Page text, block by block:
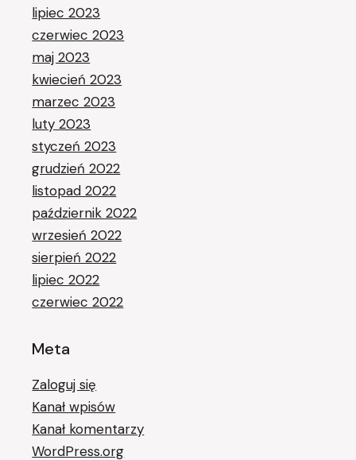
lipiec 2023
czerwiec 2023
maj 2023
kwiecień 2023
marzec 2023
luty 2023
styczeń 2023
grudzień 2022
listopad 2022
październik 2022
wrzesień 2022
sierpień 2022
lipiec 2022
czerwiec 2022
Meta
Zaloguj się
Kanał wpisów
Kanał komentarzy
WordPress.org